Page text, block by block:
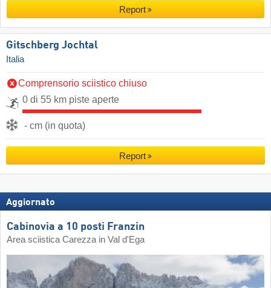
Report
Gitschberg Jochtal
Italia
Comprensorio sciistico chiuso
0 di 55 km piste aperte
- cm (in quota)
Report
Aggiornato
Cabinovia a 10 posti Franzin
Area sciistica Carezza in Val d'Ega